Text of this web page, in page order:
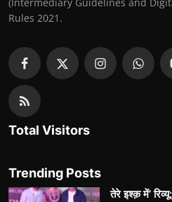
(Intermediary Guidelines and
Rules 2021.
Total Visitors
Trending Posts
तेरे इश्क़ में’